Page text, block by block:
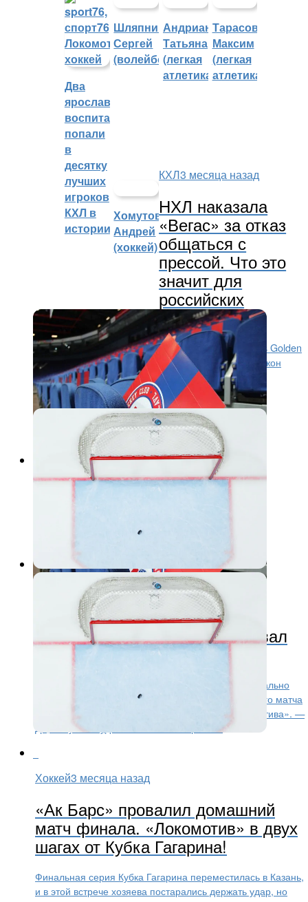
Два
ярославских
воспитанника
попали
в
десятку
лучших
игроков
КХЛ в
истории
Шляпников
Сергей
(волейбол)
Андрианова
Татьяна
(легкая
атлетика)
Тарасов
Максим
(легкая
атлетика)
Хомутов
Андрей
(хоккей)
КХЛ3 месяца назад
НХЛ наказала
«Вегас» за отказ
общаться с
прессой. Что это
значит для
российских
клубов?
НХЛ приняла дисциплинарные меры против Vegas Golden
Knights после того, как главный тренер команды Джон
Торторелла отказался отвечать на вопросы
представителей СМИ по завершении матча и...
3 месяца назад
Игрок «Ак Барса» раскритиковал
«Локомотив» за актерство
Нападающий «Ак Барса» Илья Сафонов эмоционально
высказался в первом перерыве третьего домашнего матча
финальной серии Кубка Гагарина против «Локомотива». —
Да, ненужные удаления. С той стороны...
Хоккей3 месяца назад
«Ак Барс» провалил домашний
матч финала. «Локомотив» в двух
шагах от Кубка Гагарина!
Финальная серия Кубка Гагарина переместилась в Казань,
и в этой встрече хозяева постарались держать удар, но